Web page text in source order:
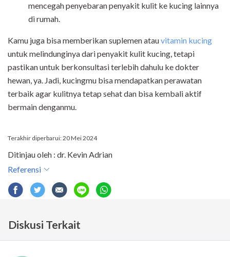
mencegah penyebaran penyakit kulit ke kucing lainnya
di rumah.
Kamu juga bisa memberikan suplemen atauvitamin kucing
untuk melindunginya dari penyakit kulit kucing, tetapi
pastikan untuk berkonsultasi terlebih dahulu ke dokter
hewan, ya. Jadi, kucingmu bisa mendapatkan perawatan
terbaik agar kulitnya tetap sehat dan bisa kembali aktif
bermain denganmu.
Terakhir diperbarui: 20 Mei 2024